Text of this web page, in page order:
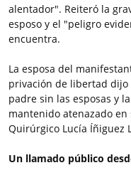
alentador". Reiteró la
esposo y el "peligro
encuentra.
La esposa del
privación de libertad
padre sin las esposas y
mantenido atenazado
Quirúrgico Lucía Íñiguez
Un llamado público